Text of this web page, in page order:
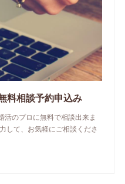
料相談予約申込み
活のプロに無料で相談出来ま
して、お気軽にご相談くださ